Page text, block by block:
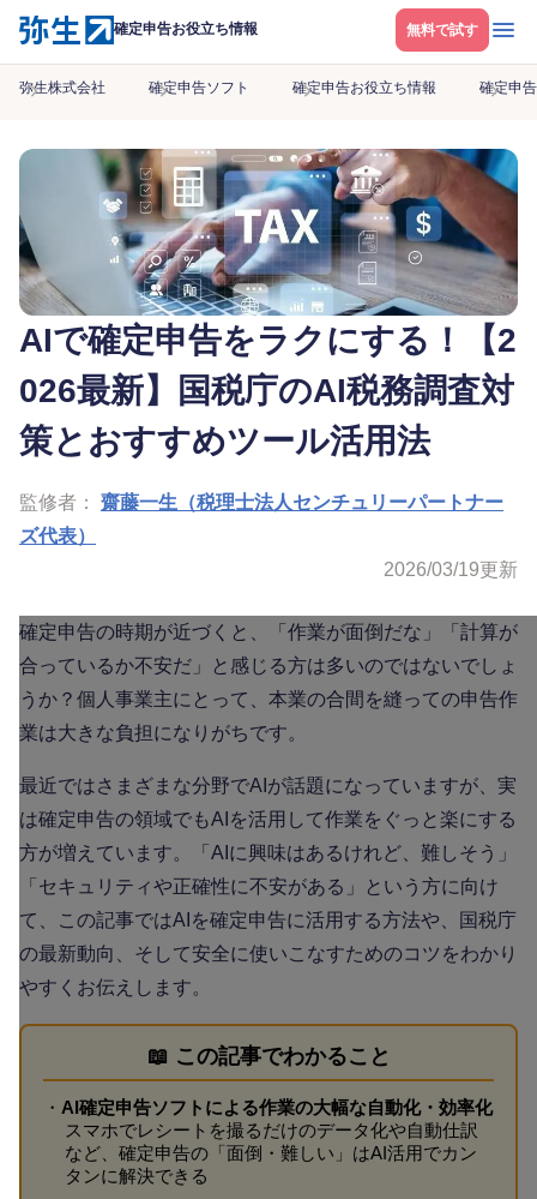
確定申告お役立ち情報 無料で試す メニ
弥生株式会社 確定申告ソフト 確定申告お役立ち情報 確定申
AIで確定申告をラクにする！【2
026最新】国税庁のAI税務調査対
策とおすすめツール活用法
監修者： 齋藤一生（税理士法人センチュリーパートナー
ズ代表）
2026/03/19更新
確定申告の時期が近づくと、「作業が面倒だな」「計算が
合っているか不安だ」と感じる方は多いのではないでしょ
うか？個人事業主にとって、本業の合間を縫っての申告作
業は大きな負担になりがちです。
最近ではさまざまな分野でAIが話題になっていますが、実
は確定申告の領域でもAIを活用して作業をぐっと楽にする
方が増えています。「AIに興味はあるけれど、難しそう」
「セキュリティや正確性に不安がある」という方に向け
て、この記事ではAIを確定申告に活用する方法や、国税庁
の最新動向、そして安全に使いこなすためのコツをわかり
やすくお伝えします。
📖 この記事でわかること
・ AI確定申告ソフトによる作業の大幅な自動化・効率化
スマホでレシートを撮るだけのデータ化や自動仕訳
など、確定申告の「面倒・難しい」はAI活用でカン
タンに解決できる